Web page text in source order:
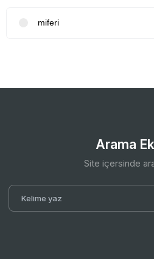
miferi
Arama
Site içersinde